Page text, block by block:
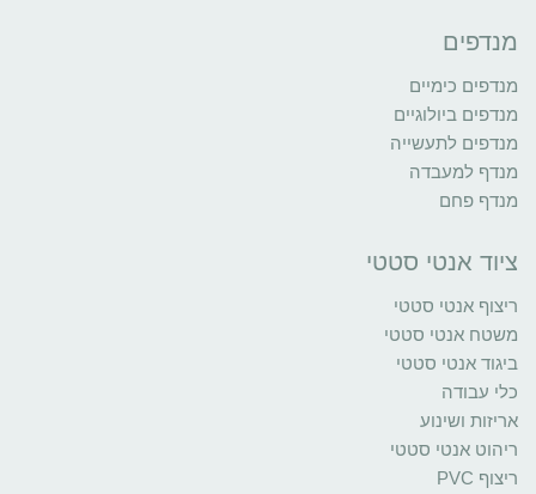
מנדפים
מנדפים כימיים
מנדפים ביולוגיים
מנדפים לתעשייה
מנדף למעבדה
מנדף פחם
ציוד אנטי סטטי
ריצוף אנטי סטטי
משטח אנטי סטטי
ביגוד אנטי סטטי
כלי עבודה
אריזות ושינוע
ריהוט אנטי סטטי
ריצוף PVC